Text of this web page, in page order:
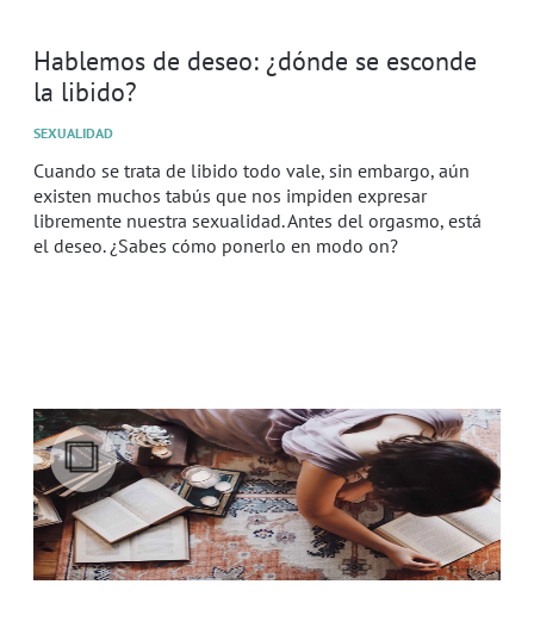
Hablemos de deseo: ¿dónde se esconde
la libido?
SEXUALIDAD
Cuando se trata de libido todo vale, sin embargo, aún
existen muchos tabús que nos impiden expresar
libremente nuestra sexualidad. Antes del orgasmo, está
el deseo. ¿Sabes cómo ponerlo en modo on?